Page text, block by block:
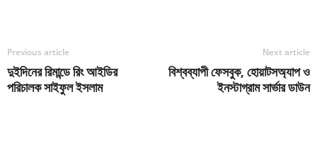
Previous article
দুইদিনের রিমান্ডে রিং আইডির
পরিচালক সাইফুল ইসলাম
Next article
বিশ্বব্যাপী ফেসবুক, হোয়াটসঅ্যাপ ও
ইনস্টাগ্রাম সার্ভার ডাউন